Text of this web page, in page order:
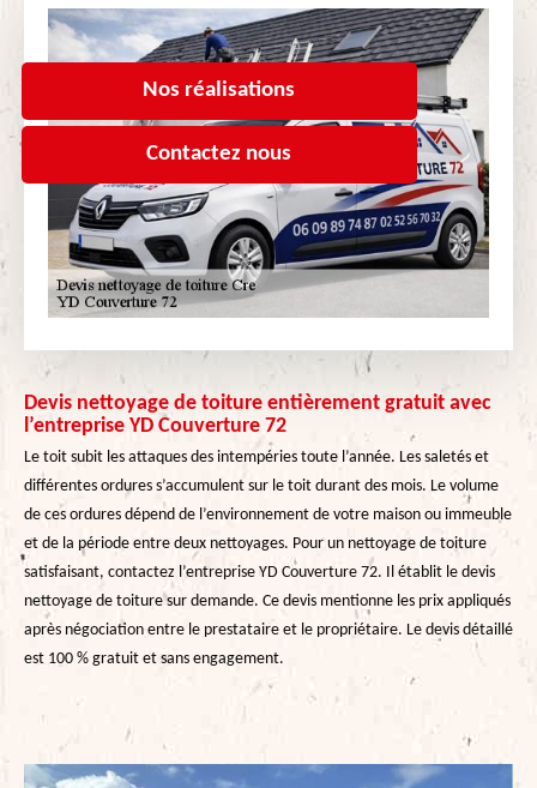
Nos réalisations
Contactez nous
Devis nettoyage de toiture entièrement gratuit avec
l’entreprise YD Couverture 72
Le toit subit les attaques des intempéries toute l’année. Les saletés et
différentes ordures s’accumulent sur le toit durant des mois. Le volume
de ces ordures dépend de l’environnement de votre maison ou immeuble
et de la période entre deux nettoyages. Pour un nettoyage de toiture
satisfaisant, contactez l’entreprise YD Couverture 72. Il établit le devis
nettoyage de toiture sur demande. Ce devis mentionne les prix appliqués
après négociation entre le prestataire et le propriétaire. Le devis détaillé
est 100 % gratuit et sans engagement.